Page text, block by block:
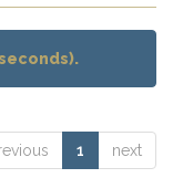
1 next